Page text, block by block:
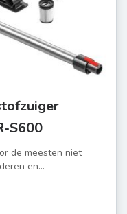
S600
de meesten niet
en...